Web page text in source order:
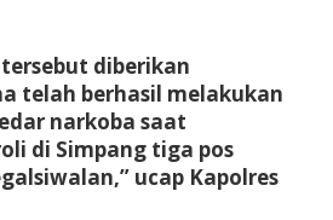
diberikan
telah berhasil melakukan
narkoba saat
di Simpang tiga pos
ucap Kapolres